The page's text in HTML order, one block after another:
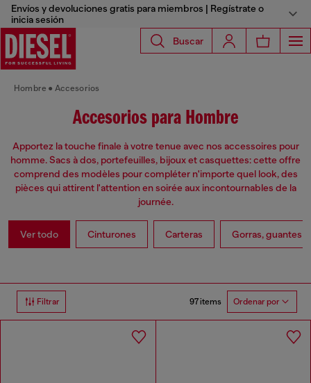
Envíos y devoluciones gratis para miembros | Regístrate o
inicia sesión
Buscar
Hombre Accesorios
Accesorios para Hombre
Apportez la touche finale à votre tenue avec nos accessoires pour
homme. Sacs à dos, portefeuilles, bijoux et casquettes: cette offre
comprend des modèles pour compléter n'importe quel look, des
pièces qui attirent l'attention en soirée aux incontournables de la
journée.
Ver todo Cinturones Carteras Gorras, guantes
Filtrar 97 items Ordenar por